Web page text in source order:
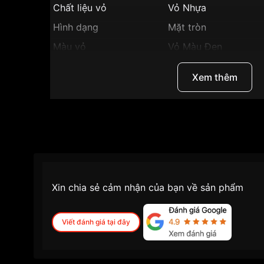
Chất liệu vỏ
Vỏ Nhựa
Hình dạng
Mặt tròn
Màu vỏ
Vỏ Màu Đen
Thể thao, Trẻ trung,
Tiết kiệm năng
Những sản phẩm tương tự"Casio G-Shock
1ADR":
Xem thêm
Xin chia sẻ cảm nhận của bạn về sản phẩm
Viết đánh giá tại đây